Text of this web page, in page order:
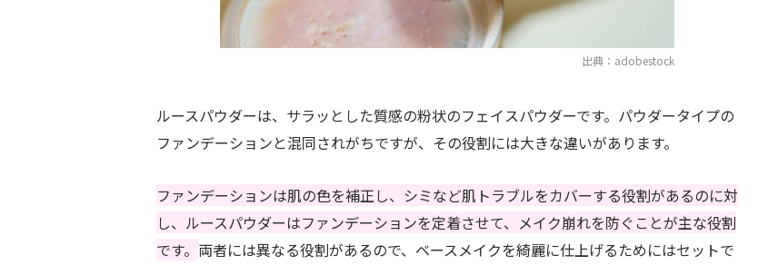
出典：adobestock
ルースパウダーは、サラッとした質感の粉状のフェイスパウダーです。パウダータイプの
ファンデーションと混同されがちですが、その役割には大きな違いがあります。
ファンデーションは肌の色を補正し、シミなど肌トラブルをカバーする役割があるのに対
し、ルースパウダーはファンデーションを定着させて、メイク崩れを防ぐことが主な役割
です。 両者には異なる役割があるので、ベースメイクを綺麗に仕上げるためにはセットで